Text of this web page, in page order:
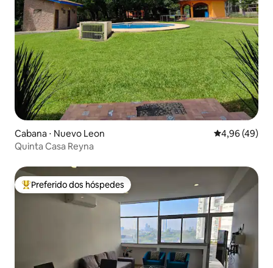
Cabana ⋅ Nuevo Leon 4,96 de uma
4,96 (49)
Quinta Casa Reyna
Entre os melhores preferidos dos hóspedes
Preferido dos hóspedes